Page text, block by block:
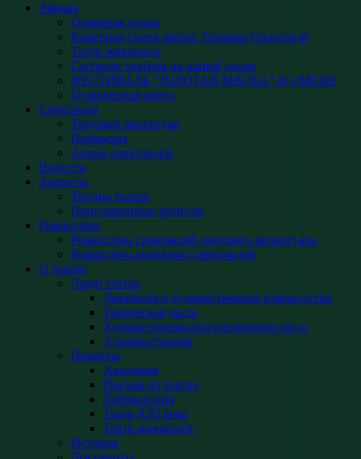
Афиша
Основная сцена
Камерная сцена имени Татьяны Ожиговой
Театр живописи
Гастроли театров на нашей сцене
ФЕСТИВАЛЬ "ЗОЛОТАЯ МАСКА" В ОМСКЕ
Пушкинская карта
Спектакли
Текущий репертуар
Премьеры
Архив спектаклей
Новости
Артисты
Труппа театра
Приглашенные артисты
Режиссеры
Режиссеры спектаклей текущего репертуара
Режиссеры архивных спектаклей
О театре
Люди театра
Дирекция и художественное руководство
Творческая часть
Художественно-постановочная часть
Администрация
Проекты
Академия
Письма из театра
Лаборатория
Театр XXI века
Театр живописи
История